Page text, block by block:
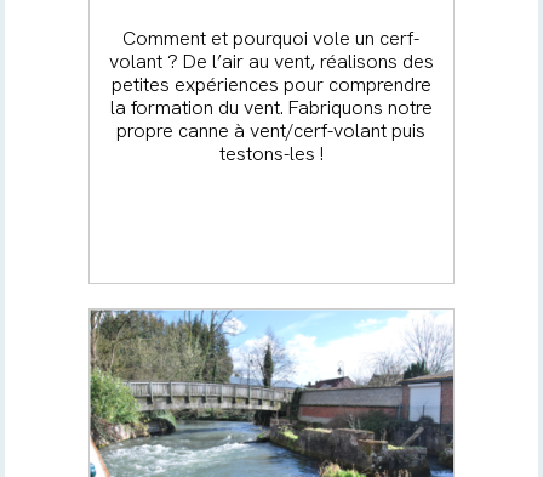
Comment et pourquoi vole un cerf-
volant ? De l’air au vent, réalisons des
petites expériences pour comprendre
la formation du vent. Fabriquons notre
propre canne à vent/cerf-volant puis
testons-les !